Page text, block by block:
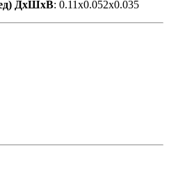
ДхШхВ: 0.11x0.052x0.035